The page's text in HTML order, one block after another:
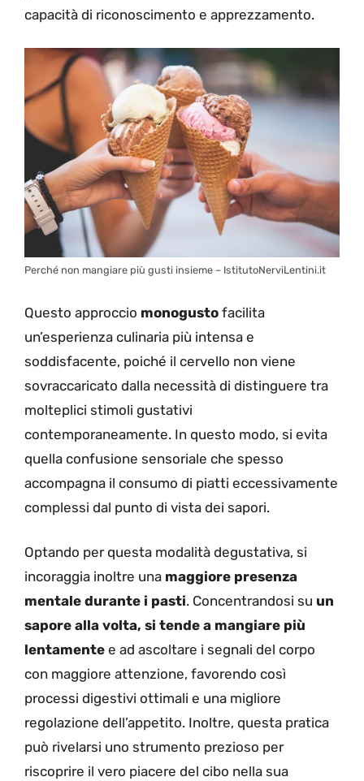
capacità di riconoscimento e apprezzamento.
Perché non mangiare più gusti insieme – IstitutoNerviLentini.it
Questo approccio monogusto facilita
un’esperienza culinaria più intensa e
soddisfacente, poiché il cervello non viene
sovraccaricato dalla necessità di distinguere tra
molteplici stimoli gustativi
contemporaneamente. In questo modo, si evita
quella confusione sensoriale che spesso
accompagna il consumo di piatti eccessivamente
complessi dal punto di vista dei sapori.
Optando per questa modalità degustativa, si
incoraggia inoltre una maggiore presenza
mentale durante i pasti. Concentrandosi su un
sapore alla volta, si tende a mangiare più
lentamente e ad ascoltare i segnali del corpo
con maggiore attenzione, favorendo così
processi digestivi ottimali e una migliore
regolazione dell’appetito. Inoltre, questa pratica
può rivelarsi uno strumento prezioso per
riscoprire il vero piacere del cibo nella sua